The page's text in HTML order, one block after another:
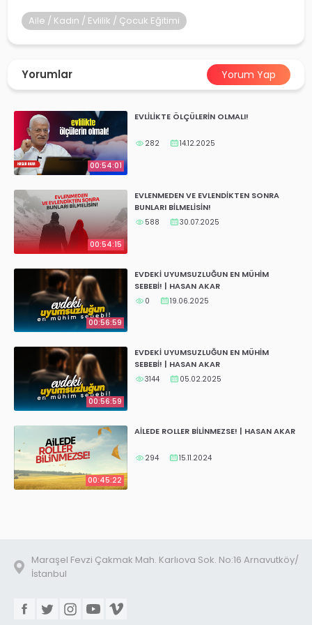
Aile / Kadın / Evlilik / Çocuk Eğitimi
Yorumlar Yorum Yap
00:54:01
EVLİLİKTE ÖLÇÜLERİN OLMALI!
282 14.12.2025
00:54:15
EVLENMEDEN VE EVLENDİKTEN SONRA
BUNLARI BİLMELİSİN!
588 30.07.2025
00:56:59
EVDEKİ UYUMSUZLUĞUN EN MÜHİM
SEBEBİ! | HASAN AKAR
0 19.06.2025
00:56:59
EVDEKİ UYUMSUZLUĞUN EN MÜHİM
SEBEBİ! | HASAN AKAR
3144 05.02.2025
00:45:22
AİLEDE ROLLER BİLİNMEZSE! | HASAN AKAR
294 15.11.2024
Maraşel Fevzi Çakmak Mah. Karlıova Sok. No:16 Arnavutköy/
İstanbul